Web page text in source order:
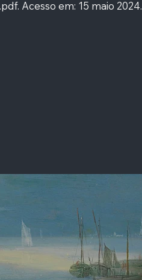
Acesso em: 15 maio 2024.